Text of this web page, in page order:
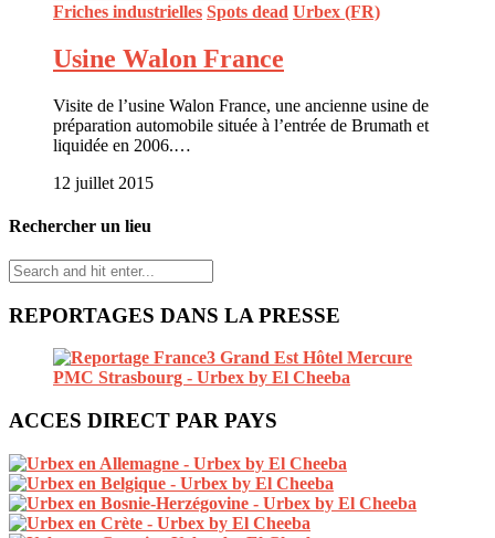
Friches industrielles Spots dead Urbex (FR)
Usine Walon France
Visite de l’usine Walon France, une ancienne usine de
préparation automobile située à l’entrée de Brumath et
liquidée en 2006.…
12 juillet 2015
Rechercher un lieu
REPORTAGES DANS LA PRESSE
ACCES DIRECT PAR PAYS